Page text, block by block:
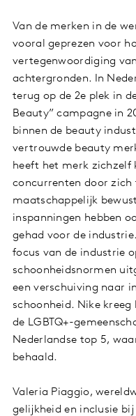
Van de merken in de
vooral geprezen voor
vertegenwoordiging
achtergronden. In
terug op de 2e plek in
Beauty” campagne in
binnen de beauty
vertrouwde beauty
heeft het merk zichzelf
concurrenten door zich
maatschappelijk
inspanningen hebben
gehad voor de
focus van de industrie
schoonheidsnormen
een verschuiving naar
schoonheid. Nike
de LGBTQ+-
Nederlandse top 5,
behaald.
Valeria Piaggio,
gelijkheid en inclusie